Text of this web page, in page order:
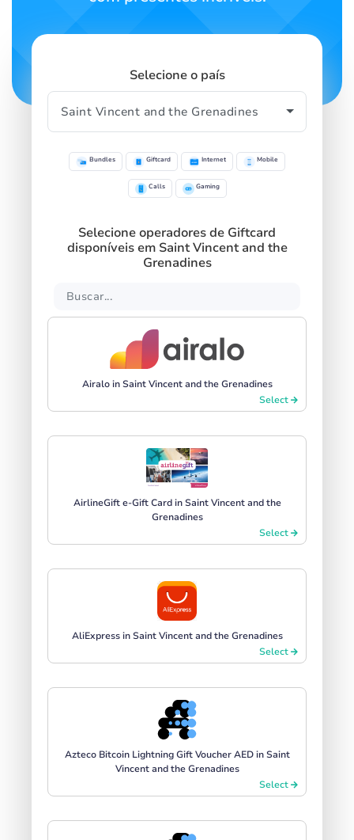
Selecione o país
Bundles Giftcard Internet Mobile
Calls Gaming
Selecione operadores de Giftcard
disponíveis em Saint Vincent and the
Grenadines
Airalo in Saint Vincent and the Grenadines
Select
AirlineGift e-Gift Card in Saint Vincent and the
Grenadines
Select
AliExpress in Saint Vincent and the Grenadines
Select
Azteco Bitcoin Lightning Gift Voucher AED in Saint
Vincent and the Grenadines
Select